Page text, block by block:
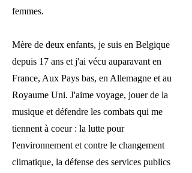
femmes.
Mère de deux enfants, je suis en Belgique
depuis 17 ans et j'ai vécu auparavant en
France, Aux Pays bas, en Allemagne et au
Royaume Uni. J'aime voyage, jouer de la
musique et défendre les combats qui me
tiennent à coeur : la lutte pour
l'environnement et contre le changement
climatique, la défense des services publics